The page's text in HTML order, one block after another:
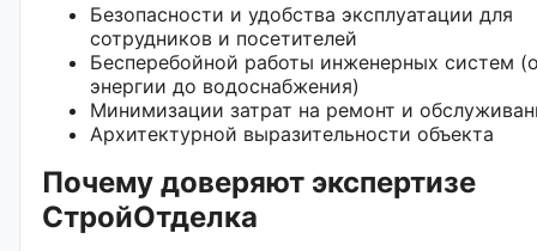
Безопасности и удобства эксплуатации для
сотрудников и посетителей
Бесперебойной работы инженерных систем
энергии до водоснабжения)
Минимизации затрат на ремонт и
Архитектурной выразительности объекта
Почему доверяют экспертизе
СтройОтделка